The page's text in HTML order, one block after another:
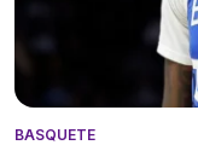
BASQUETE